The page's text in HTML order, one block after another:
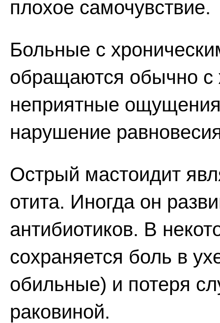
плохое самочувствие.
Больные с
обращаются обычно с
неприятные
нарушение
Острый мастоидит
отита. Иногда он
антибиотиков. В
сохраняется боль в
обильные) и потеря
раковиной.